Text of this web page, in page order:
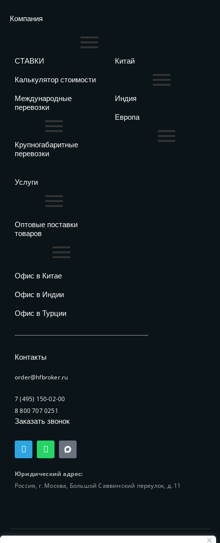
Компания
СТАВКИ
Калькулятор стоимости
Международные
перевозки
Крупногабаритные
перевозки
Китай
Индия
Европа
Услуги
Оптовые поставки
товаров
Офис в Китае
Офис в Индии
Офис в Турции
Контакты
order@hfbroker.ru
7 (495) 150-02-00
8 800 707 0251
Заказать звонок
T
e
e
r
W
h
t
a
Юридический адрес:
Россия, г. Москва, Большой Саввинский переулок, д. 11